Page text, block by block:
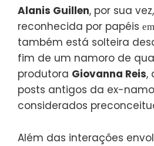
Alanis Guillen, por sua
reconhecida por papéis em
também está solteira
fim de um namoro de
produtora Giovanna Reis,
posts antigos da ex-
considerados
Além das interações